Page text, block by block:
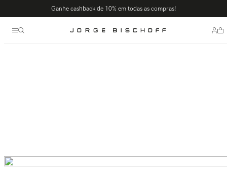
Ganhe cashback de 10% em todas as compras!
Termos mais buscados
1º bolsa